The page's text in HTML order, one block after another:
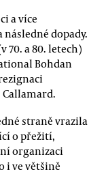
a více
dopady.
70. a 80. letech)
Bohdan
straně vrazila
o přežití,
organizaci
i ve většině